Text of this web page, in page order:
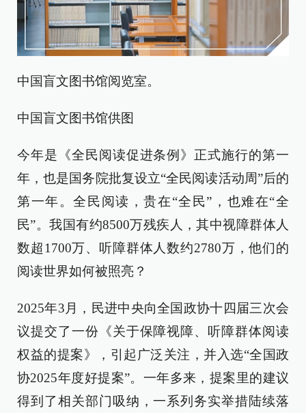
中国盲文图书馆阅览室。
中国盲文图书馆供图
今年是《全民阅读促进条例》正式施行的第一
年，也是国务院批复设立“全民阅读活动周”后的
第一年。全民阅读，贵在“全民”，也难在“全
民”。我国有约8500万残疾人，其中视障群体人
数超1700万、听障群体人数约2780万，他们的
阅读世界如何被照亮？
2025年3月，民进中央向全国政协十四届三次会
议提交了一份《关于保障视障、听障群体阅读
权益的提案》，引起广泛关注，并入选“全国政
协2025年度好提案”。一年多来，提案里的建议
得到了相关部门吸纳，一系列务实举措陆续落